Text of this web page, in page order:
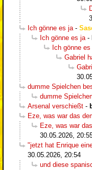
Ich gönne es ja-
Ich gönne es ja-
Ich gönne
Gabriel
dumme Spielchen
dumme
Arsenal verschießt -
Eze, was war das
Eze, was war
30.05.2026,
"jetzt hat Enrique
30.05.2026, 20:54
und diese